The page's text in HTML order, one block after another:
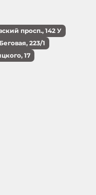
просп., 142 У
223/1
17